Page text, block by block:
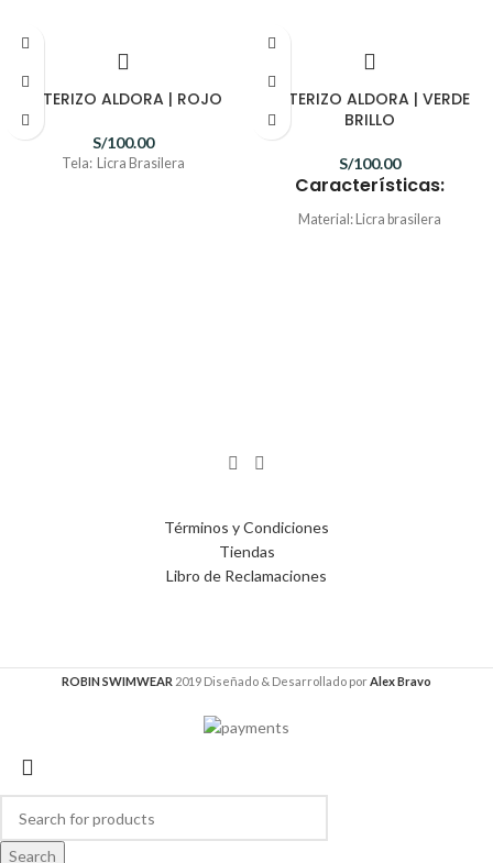
ENTERIZO ALDORA | ROJO
S/100.00
Tela: Licra Brasilera
ENTERIZO ALDORA | VERDE
BRILLO
S/100.00
Características:
Material: Licra brasilera
Términos y Condiciones
Tiendas
Libro de Reclamaciones
ROBIN SWIMWEAR 2019 Diseñado & Desarrollado porAlex Bravo
Search